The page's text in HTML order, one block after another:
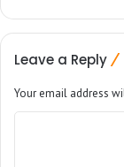
Leave a Reply
Your email address